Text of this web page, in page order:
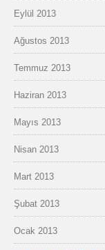
Eylül 2013
Ağustos 2013
Temmuz 2013
Haziran 2013
Mayıs 2013
Nisan 2013
Mart 2013
Şubat 2013
Ocak 2013